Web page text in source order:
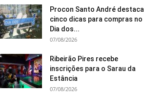
Procon Santo André destaca
cinco dicas para compras no
Dia dos...
07/08/2026
Ribeirão Pires recebe
inscrições para o Sarau da
Estância
07/08/2026